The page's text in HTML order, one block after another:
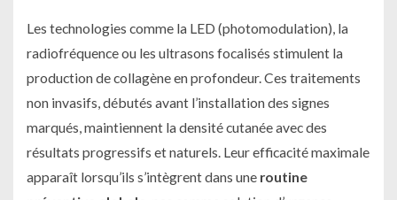
Les technologies comme la LED (photomodulation), la
radiofréquence ou les ultrasons focalisés stimulent la
production de collagène en profondeur. Ces traitements
non invasifs, débutés avant l’installation des signes
marqués, maintiennent la densité cutanée avec des
résultats progressifs et naturels. Leur efficacité maximale
apparaît lorsqu’ils s’intègrent dans une routine